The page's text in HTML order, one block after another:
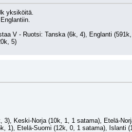
yksiköitä.
V - Ruotsi: Tanska (6k, 4), Englanti
5)
3), Keski-Norja (10k, 1, 1 satama), Etelä-
1), Etelä-Suomi (12k, 0, 1 satama), Islanti